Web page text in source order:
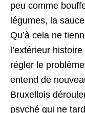
peu comme
légumes, la
Qu’à cela ne
l’extérieur
régler le
entend de
Bruxellois
psyché qui ne